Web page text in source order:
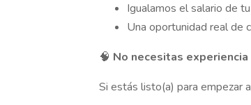
Igualamos el salario de
Una oportunidad real de
🧠 No necesitas
Si estás listo(a) para empezar